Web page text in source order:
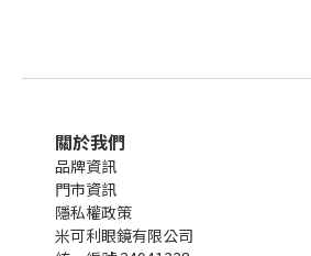
關於我們
品牌資訊
門市資訊
隱私權政策
米可利眼鏡有限公司